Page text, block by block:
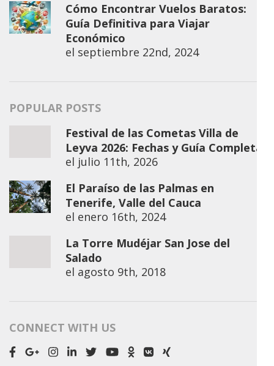
Cómo Encontrar Vuelos Baratos:
Guía Definitiva para Viajar
Económico
el septiembre 22nd, 2024
POPULAR POSTS
Festival de las Cometas Villa de
Leyva 2026: Fechas y Guía Completa
el julio 11th, 2026
El Paraíso de las Palmas en
Tenerife, Valle del Cauca
el enero 16th, 2024
La Torre Mudéjar San Jose del
Salado
el agosto 9th, 2018
CONNECT WITH US